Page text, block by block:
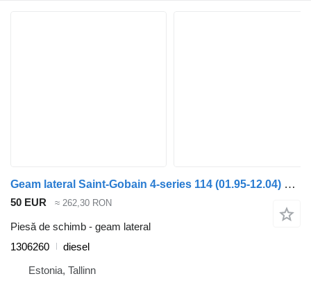
Geam lateral Saint-Gobain 4-series 114 (01.95-12.04) 1306260 pentru camion Scania 4-series (1995-2006)
50 EUR ≈ 262,30 RON
Piesă de schimb - geam lateral
1306260
diesel
Estonia, Tallinn